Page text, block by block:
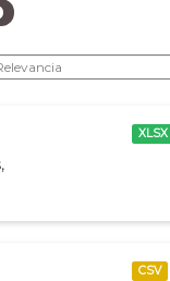
XLSX
CSV